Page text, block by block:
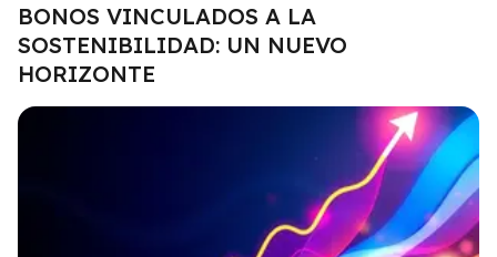
BONOS VINCULADOS A LA
SOSTENIBILIDAD: UN NUEVO
HORIZONTE